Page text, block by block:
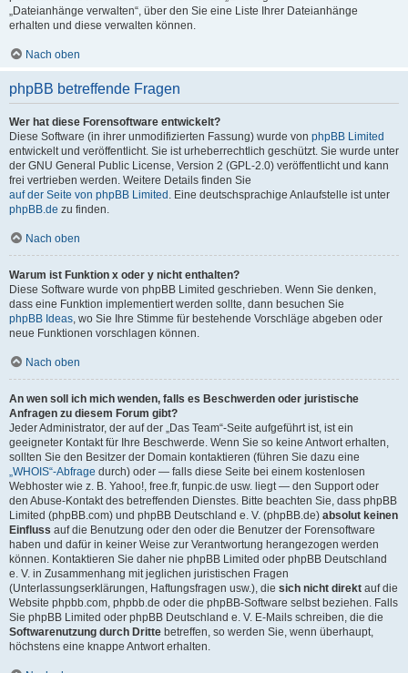
„Dateianhänge verwalten“, über den Sie eine Liste Ihrer Dateianhänge
erhalten und diese verwalten können.
Nach oben
phpBB betreffende Fragen
Wer hat diese Forensoftware entwickelt?
Diese Software (in ihrer unmodifizierten Fassung) wurde von phpBB Limited
entwickelt und veröffentlicht. Sie ist urheberrechtlich geschützt. Sie wurde unter
der GNU General Public License, Version 2 (GPL-2.0) veröffentlicht und kann
frei vertrieben werden. Weitere Details finden Sie
auf der Seite von phpBB Limited . Eine deutschsprachige Anlaufstelle ist unter
phpBB.de zu finden.
Nach oben
Warum ist Funktion x oder y nicht enthalten?
Diese Software wurde von phpBB Limited geschrieben. Wenn Sie denken,
dass eine Funktion implementiert werden sollte, dann besuchen Sie
phpBB Ideas, wo Sie Ihre Stimme für bestehende Vorschläge abgeben oder
neue Funktionen vorschlagen können.
Nach oben
An wen soll ich mich wenden, falls es Beschwerden oder juristische
Anfragen zu diesem Forum gibt?
Jeder Administrator, der auf der „Das Team“-Seite aufgeführt ist, ist ein
geeigneter Kontakt für Ihre Beschwerde. Wenn Sie so keine Antwort erhalten,
sollten Sie den Besitzer der Domain kontaktieren (führen Sie dazu eine
„WHOIS“-Abfrage durch) oder — falls diese Seite bei einem kostenlosen
Webhoster wie z. B. Yahoo!, free.fr, funpic.de usw. liegt — den Support oder
den Abuse-Kontakt des betreffenden Dienstes. Bitte beachten Sie, dass phpBB
Limited (phpBB.com) und phpBB Deutschland e. V. (phpBB.de) absolut keinen
Einfluss auf die Benutzung oder den oder die Benutzer der Forensoftware
haben und dafür in keiner Weise zur Verantwortung herangezogen werden
können. Kontaktieren Sie daher nie phpBB Limited oder phpBB Deutschland
e. V. in Zusammenhang mit jeglichen juristischen Fragen
(Unterlassungserklärungen, Haftungsfragen usw.), die sich nicht direkt auf die
Website phpbb.com, phpbb.de oder die phpBB-Software selbst beziehen. Falls
Sie phpBB Limited oder phpBB Deutschland e. V. E-Mails schreiben, die die
Softwarenutzung durch Dritte betreffen, so werden Sie, wenn überhaupt,
höchstens eine knappe Antwort erhalten.